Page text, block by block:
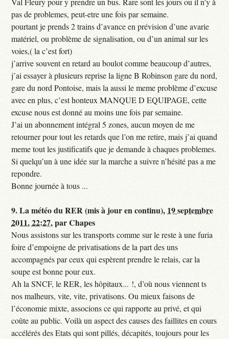
pas de problemes, peut-etre une fois par semaine.
pourtant je prends 2 trains d’avance en prévision d’une avarie
matériel, ou problème de signalisation, ou d’un animal sur les
voies,( la c’est fort)
j’arrive souvent en retard au boulot comme beaucoup d’autres,
j’ai essayer à plusieurs reprise la ligne B Robinson gare du nord,
gare du nord Pontoise, mais la aussi le meme problème d’excuse
avec en plus, c’est honteux MANQUE D EQUIPAGE, cette
excuse nous est donné au moins une fois par semaine.
J’ai un abonnement intégral 5 zones, aucun moyen de me
retourner pour tout les retards que l’on me retire, mais j’ai quand
meme tout les justificatifs que je demande à chaques problemes.
Si quelqu’un à une idée sur la marche a suivre n’hésité pas a me
repondre.
Bonne journée à tous ...
9.La météo du RER (mis à jour en continu), 19 septembre
2011, 22:27,parChapes
Nous assistons sur les transports comme sur le reste à une furia
foire d’empoigne de privatisations de la part des uns
accompagnés par ceux qui espèrent prendre le relais, car la
soupe est bonne pour eux.
Ah la SNCF, le RER, les hôpitaux... !, d’où nous viennent ts
nos malheurs, vite, vite, privatisons. Ou mieux faisons de
l’économie mixte, associons ce qui rapporte au privé, et qui
coûte au public. Voilà un aspect des causes des faillites en cours
accélérés des Etats qui sont pillés, décapités, toujours pour les